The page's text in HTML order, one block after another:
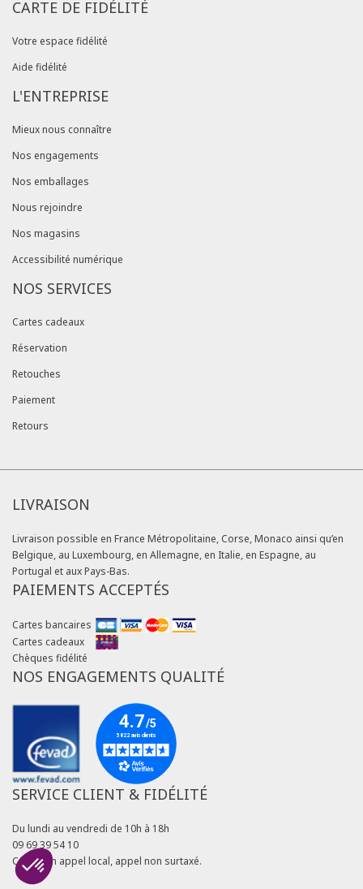
CARTE DE FIDÉLITÉ
Votre espace fidélité
Aide fidélité
L'ENTREPRISE
Mieux nous connaître
Nos engagements
Nos emballages
Nous rejoindre
Nos magasins
Accessibilité numérique
NOS SERVICES
Cartes cadeaux
Réservation
Retouches
Paiement
Retours
LIVRAISON
Livraison possible en France Métropolitaine, Corse, Monaco ainsi qu’en
Belgique, au Luxembourg, en Allemagne, en Italie, en Espagne, au
Portugal et aux Pays-Bas.
PAIEMENTS ACCEPTÉS
Cartes bancaires
Cartes cadeaux
Chèques fidélité
NOS ENGAGEMENTS QUALITÉ
SERVICE CLIENT & FIDÉLITÉ
Du lundi au vendredi de 10h à 18h
09 69 39 54 10
Coût d'un appel local, appel non surtaxé.